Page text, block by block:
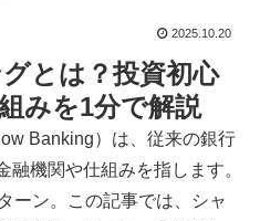
2025.10.20
とは？投資初心
みを1分で解説
Banking）は、従来の銀行
機関や仕組みを指します。
ーン。この記事では、シャ